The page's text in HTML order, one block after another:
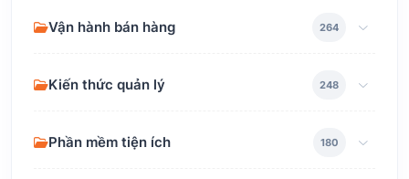
Vận hành bán hàng 264
Kiến thức quản lý 248
Phần mềm tiện ích 180